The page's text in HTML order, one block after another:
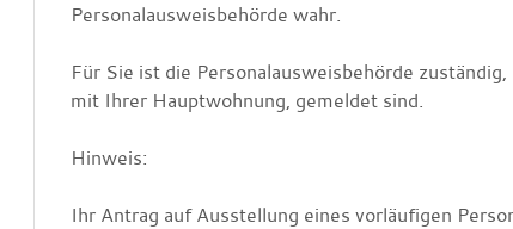
Personalausweisbehörde wahr.
Für Sie ist die Personalausweisbehörde
mit Ihrer Hauptwohnung, gemeldet sind.
Hinweis:
Ihr Antrag auf Ausstellung eines vorläufigen